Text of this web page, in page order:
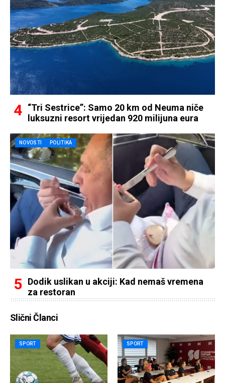
“Tri Sestrice”: Samo 20 km od Neuma niče
luksuzni resort vrijedan 920 milijuna eura
NOVOSTI POLITIKA
Dodik uslikan u akciji: Kad nemaš vremena
za restoran
Slični Članci
SPORT SPORT